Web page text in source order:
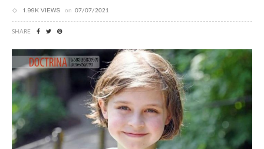
1.99K VIEWS on 07/07/2021
SHARE